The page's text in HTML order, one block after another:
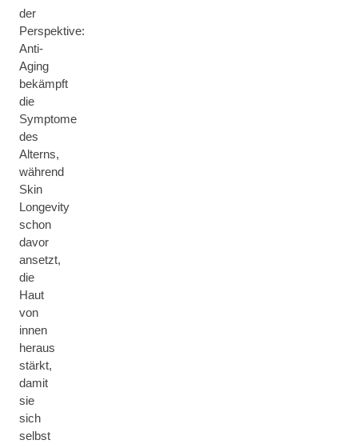
der
Perspektive:
Anti-
Aging
bekämpft
die
Symptome
des
Alterns,
während
Skin
Longevity
schon
davor
ansetzt,
die
Haut
von
innen
heraus
stärkt,
damit
sie
sich
selbst